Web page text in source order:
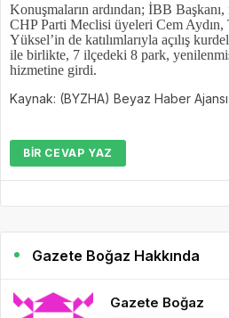
Konuşmaların ardından; İBB
CHP Parti Meclisi üyeleri Cem
Yüksel’in de katılımlarıyla açılış
ile birlikte, 7 ilçedeki 8 park,
hizmetine girdi.
Kaynak: (BYZHA) Beyaz Haber Ajansı
BIR CEVAP YAZ
Gazete Boğaz Hakkında
Gazete Boğaz